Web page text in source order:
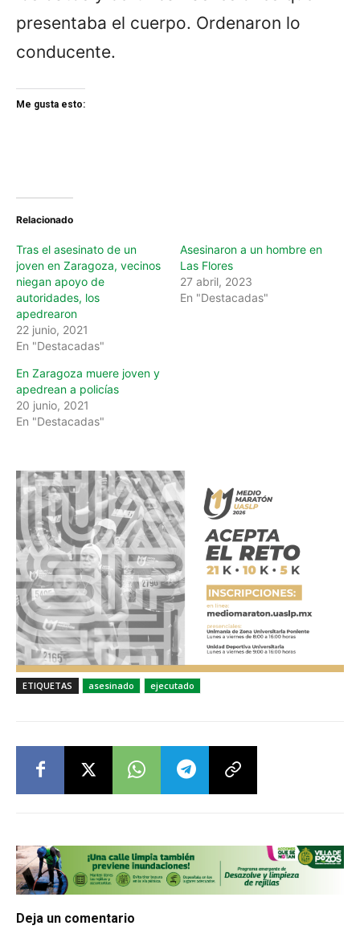
presentaba el cuerpo. Ordenaron lo
conducente.
Me gusta esto:
Relacionado
Tras el asesinato de un
joven en Zaragoza, vecinos
niegan apoyo de
autoridades, los
apedrearon
22 junio, 2021
En "Destacadas"
Asesinaron a un hombre en
Las Flores
27 abril, 2023
En "Destacadas"
En Zaragoza muere joven y
apedrean a policías
20 junio, 2021
En "Destacadas"
ETIQUETAS asesinado ejecutado
Deja un comentario